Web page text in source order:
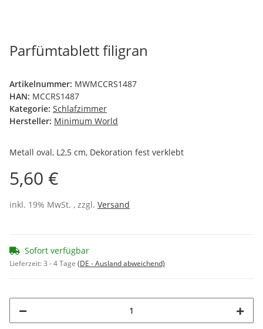
Parfümtablett filigran
Artikelnummer: MWMCCRS1487
HAN: MCCRS1487
Kategorie: Schlafzimmer
Hersteller: Minimum World
Metall oval, L2,5 cm, Dekoration fest verklebt
5,60 €
inkl. 19% MwSt. , zzgl. Versand
Sofort verfügbar
Lieferzeit:3 - 4 Tage (DE - Ausland abweichend)